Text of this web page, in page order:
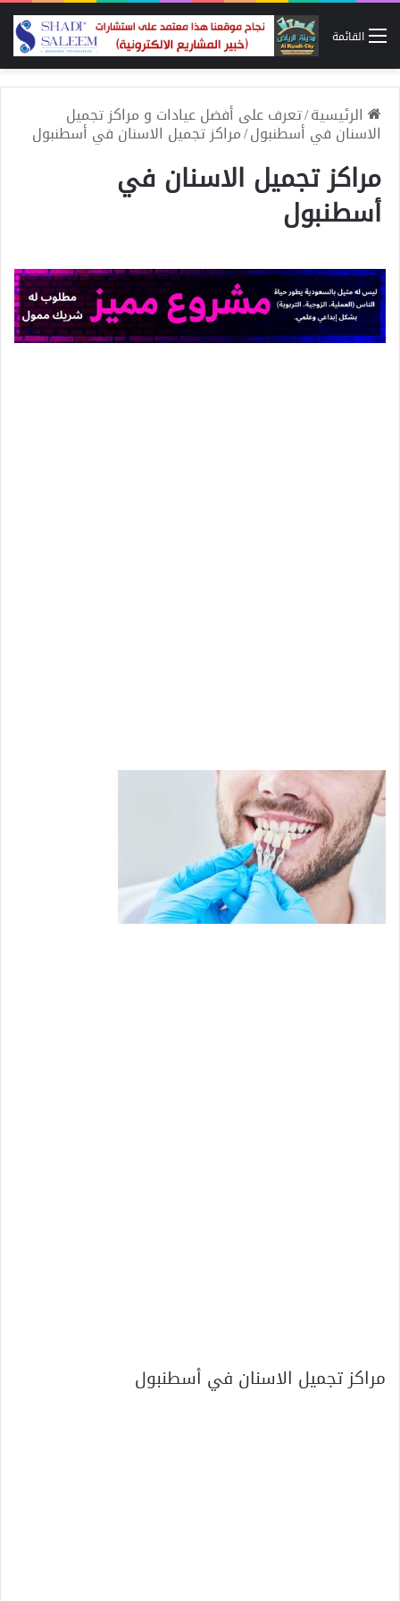
القائمة
الرئيسية/تعرف على أفضل عيادات و مراكز تجميل
الاسنان في أسطنبول/مراكز تجميل الاسنان في أسطنبول
مراكز تجميل الاسنان في
أسطنبول
مراكز تجميل الاسنان في أسطنبول